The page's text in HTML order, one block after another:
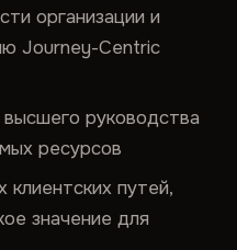
организации и
Journey-Centric
руководства
ресурсов
путей,
значение для